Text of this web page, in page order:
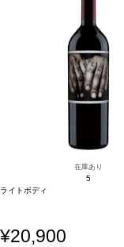
ンテージが在庫切れの場合
ージに変更されます、ご了承
在庫あり
5
ライトボディ
¥20,900